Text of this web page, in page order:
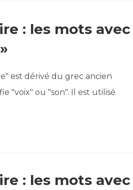
: les mots avec
est dérivé du grec ancien
"voix" ou "son". Il est utilisé
: les mots avec